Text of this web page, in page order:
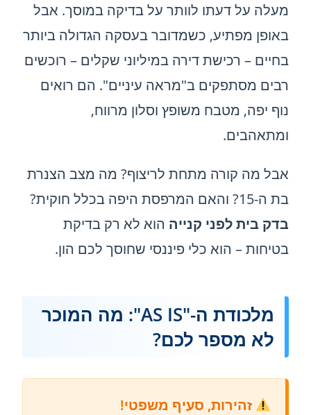
מעלה על דעתו לוותר על בדיקה במוסך. אבל
באופן מפתיע, כשמדובר בעסקה הגדולה ביותר
בחיים – רכישת דירה במיליוני שקלים – רוכשים
רבים מסתפקים ב"מראה עיניים". הם רואים
נוף יפה, מטבח משופץ וסלון מרווח,
ומתאהבים.
אבל מה קורה מתחת לריצוף? מה מצב הצנרת
בת ה-15? והאם המרפסת היפה בכלל חוקית?
בדק בית לפני קנייה הוא לא רק בדיקת
בטיחות – הוא כלי פיננסי שחוסך לכם הון.
מלכודת ה-"AS IS": מה המוכר
לא מספר לכם?
זהירות, סעיף משפטי!